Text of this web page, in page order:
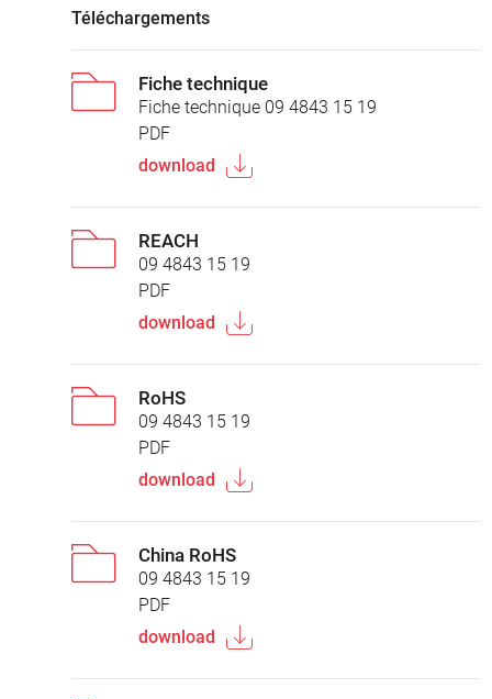
Téléchargements
Fiche technique
Fiche technique 09 4843 15 19
PDF
download
REACH
09 4843 15 19
PDF
download
RoHS
09 4843 15 19
PDF
download
China RoHS
09 4843 15 19
PDF
download